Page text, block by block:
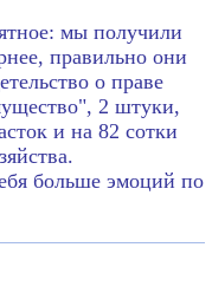
мы получили
правильно они
о праве
2 штуки,
и на 82 сотки
больше эмоций по